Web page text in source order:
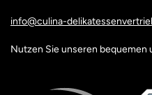
info@culina-
Nutzen Sie unseren bequemen